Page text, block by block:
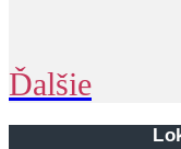
Ďalšie